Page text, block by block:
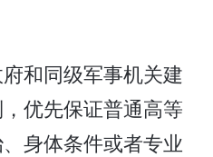
和同级军事机关建
优先保证普通高等
身体条件或者专业